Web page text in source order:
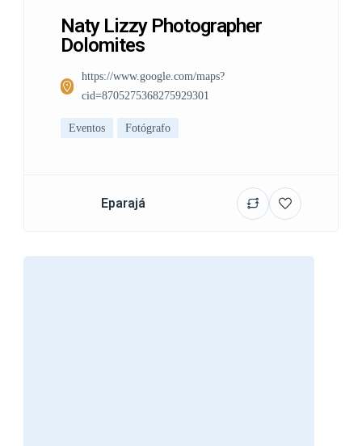
Naty Lizzy Photographer
Dolomites
https://www.google.com/maps?
cid=8705275368275929301
Eventos Fotógrafo
Eparajá